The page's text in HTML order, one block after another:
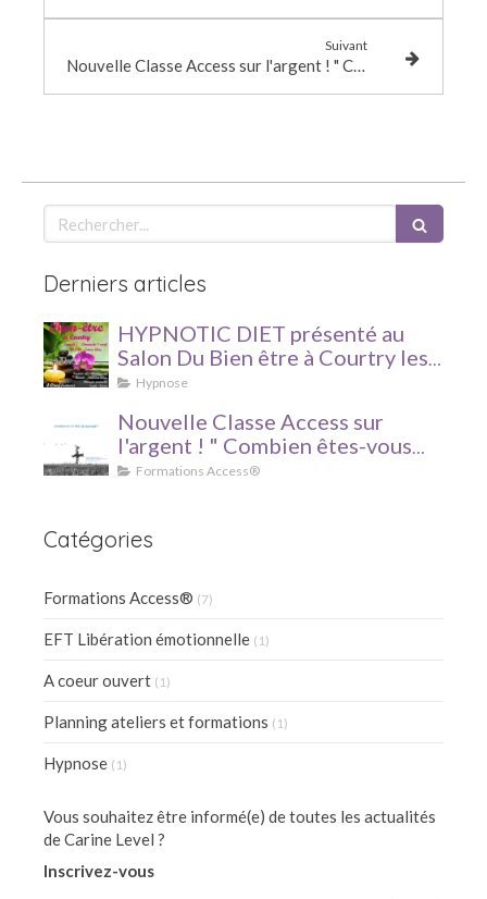
Suivant
Nouvelle Classe Access sur l'argent ! " Combien êtes-vous prêt à recevoir ?"
Rechercher
Derniers articles
HYPNOTIC DIET présenté au
Salon Du Bien être à Courtry les
7 et 8 avril 2018 !
Hypnose
Nouvelle Classe Access sur
l'argent ! " Combien êtes-vous
prêt à recevoir ?"
Formations Access®
Catégories
Formations Access® (7)
EFT Libération émotionnelle (1)
A coeur ouvert (1)
Planning ateliers et formations (1)
Hypnose (1)
Vous souhaitez être informé(e) de toutes les actualités
de Carine Level ?
Inscrivez-vous